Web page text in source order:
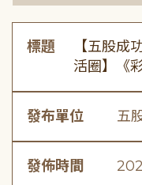
標題
【五股成
活圈】《
發布單位 五
發佈時間